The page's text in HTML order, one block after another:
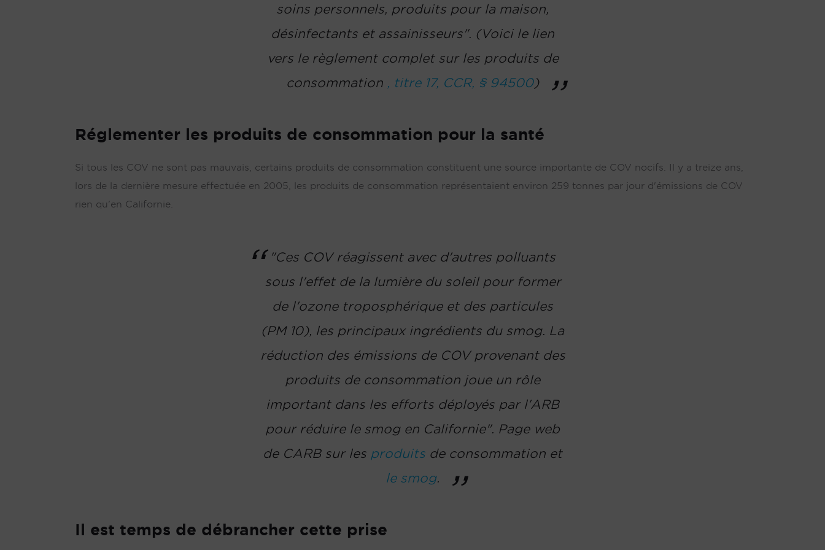
soins personnels, produits pour la maison,
désinfectants et assainisseurs". (Voici le lien
vers le règlement complet sur les produits de
consommation , titre 17, CCR, § 94500)
Réglementer les produits de consommation pour la santé
Si tous les COV ne sont pas mauvais, certains produits de consommation constituent une source importante de COV nocifs. Il y a treize ans,
lors de la dernière mesure effectuée en 2005, les produits de consommation représentaient environ 259 tonnes par jour d'émissions de COV
rien qu'en Californie.
"Ces COV réagissent avec d'autres polluants
sous l'effet de la lumière du soleil pour former
de l'ozone troposphérique et des particules
(PM 10), les principaux ingrédients du smog. La
réduction des émissions de COV provenant des
produits de consommation joue un rôle
important dans les efforts déployés par l'ARB
pour réduire le smog en Californie". Page web
de CARB sur les produits de consommation et
le smog.
Il est temps de débrancher cette prise